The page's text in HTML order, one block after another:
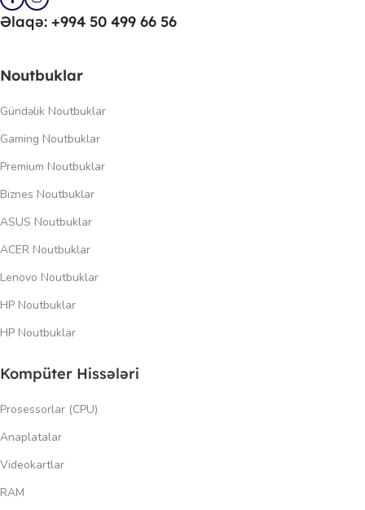
Əlaqə: +994 50 499 66 56
Noutbuklar
Gündəlik Noutbuklar
Gaming Noutbuklar
Premium Noutbuklar
Biznes Noutbuklar
ASUS Noutbuklar
ACER Noutbuklar
Lenovo Noutbuklar
HP Noutbuklar
HP Noutbuklar
Kompüter Hissələri
Prosessorlar (CPU)
Anaplatalar
Videokartlar
RAM